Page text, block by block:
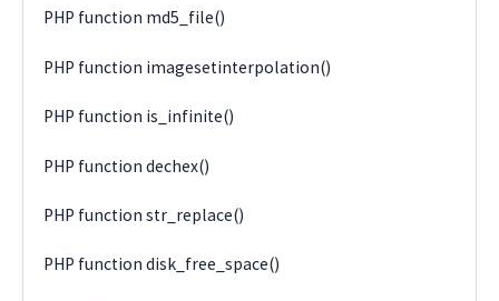
PHP function md5_file()
PHP function imagesetinterpolation()
PHP function is_infinite()
PHP function dechex()
PHP function str_replace()
PHP function disk_free_space()